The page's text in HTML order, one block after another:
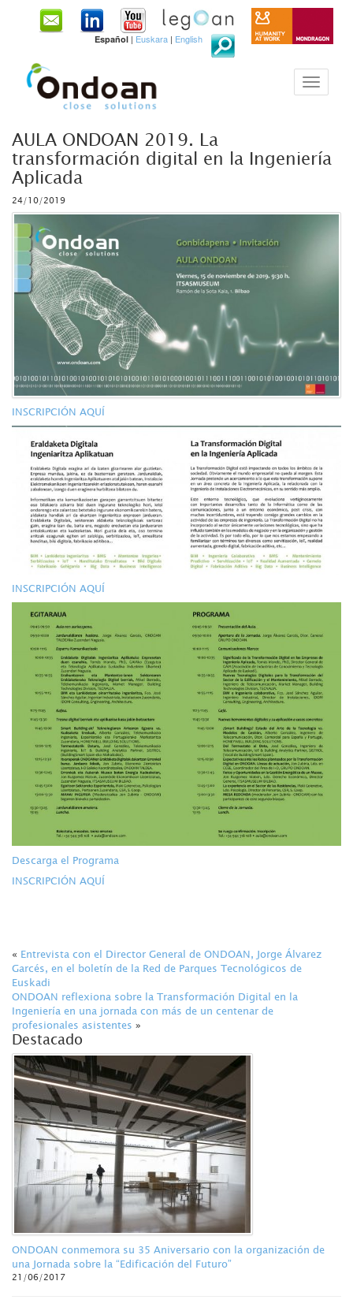
Español | Euskara | English
AULA ONDOAN 2019. La
transformación digital en la Ingeniería
Aplicada
24/10/2019
INSCRIPCIÓN AQUÍ
INSCRIPCIÓN AQUÍ
Descarga el Programa
INSCRIPCIÓN AQUÍ
« Entrevista con el Director General de ONDOAN, Jorge Álvarez
Garcés, en el boletín de la Red de Parques Tecnológicos de
Euskadi
ONDOAN reflexiona sobre la Transformación Digital en la
Ingeniería en una jornada con más de un centenar de
profesionales asistentes »
Destacado
ONDOAN conmemora su 35 Aniversario con la organización de
una Jornada sobre la “Edificación del Futuro”
21/06/2017